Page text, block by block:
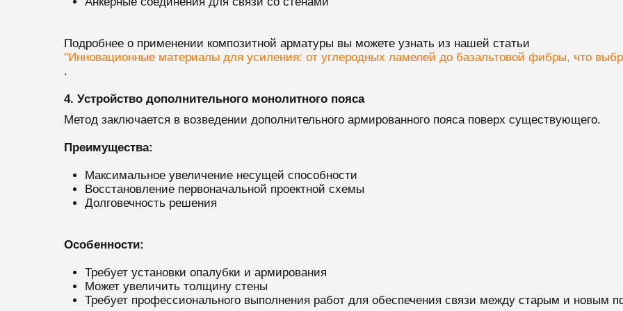
Подробнее о применении композитной арматуры вы можете узнать из нашей статьи
"Инновационные материалы для усиления: от углеродных ламелей до базальтовой фибры, что
.
4. Устройство дополнительного монолитного пояса
Метод заключается в возведении дополнительного армированного пояса поверх существующего.
Преимущества:
Максимальное увеличение несущей способности
Восстановление первоначальной проектной схемы
Долговечность решения
Особенности:
Требует установки опалубки и армирования
Может увеличить толщину стены
Требует профессионального выполнения работ для обеспечения связи между старым и новым